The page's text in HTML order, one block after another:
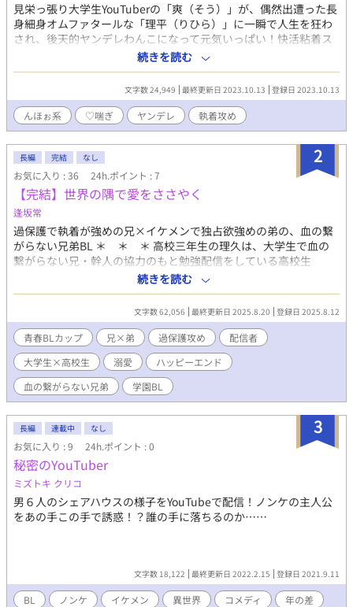
見栄っ張り大学生YouTuberの「爽（そう）」が、偶然出遭った長
身細身オムファタールな「理平（りひら）」に一瞬で人生を狂わ
され、後天的ヤンデレわんこになって元気いっぱい！快活粘着ス
トーカー☆として前を向くようになる話。光と闇のドスケベハー
フ&ハーフのコントラストをお楽しみください（笑） コミッショ
ンにて執筆させていただいた作品で、キャラクターのお名前は変
更しておりますが世界観・キャラ設定の著作はご依頼主様に帰属
いたします。ありがとうございました！ pixiv/ムーンライトノベ
ルズにも同作品を投稿しています。 なにかありましたら（web拍
手） http://bit.ly/38kXFb0 Twitter垢・返信はこちらにて
https://twitter.com/show1write
続きを読む
文字数 24,949 最終更新日 2023.10.13 登録日 2023.10.13
んほぉ系 ♡喘ぎ ヤンデレ 執着攻め
2
長編 完結 なし
お気に入り : 36 24h.ポイント : 7
【完結】世界の隅で愛をささやく
逢坂常
過保護で執着が強めの兄×イケメンで独占欲強めの弟の、血の繋
がらない兄弟BL ＊ ＊ ＊ 高校三年生の理久は、大学生で血の
繋がらない兄・幹人の協力のもと勉強配信をしている高校生
YouTuberである。 ある日、理久が大学合格後の同居についてもち
かけた流れで、理久は幹人に「理久のことが好きだから無理」と
告白される。幹人からの溺愛に慣れきっていた理久は、「幹人を
失いたくない」という思いで幹人の感情を受け入れようとする
が、逆に幹人に拒絶されてしまい……？ ※完結まで執筆済、毎日
6時／22時に更新予定です。
続きを読む
文字数 62,056 最終更新日 2025.8.20 登録日 2025.8.12
青春BLカップ​ 兄×弟 過保護攻め
配信者
大学生×高校生
溺愛
ハッピーエンド
血の繋がらない兄弟
学園BL
3
長編 連載中 なし
お気に入り : 9 24h.ポイント : 0
秘密のYouTuber
ミズトキ クリコ
男６人のシェアハウスの様子をYouTubeで配信！ノンケの主人公
をあの手この手で誘惑！？誰の手に落ちるのか……
文字数 18,122 最終更新日 2022.2.15 登録日 2021.9.11
BL ノンケ イケメン 異世界 コメディ
年の差